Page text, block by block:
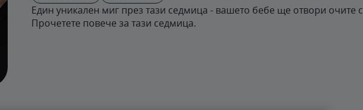
Един уникален миг през тази седмица - вашето бебе ще отвори очите
Прочетете повече за тази седмица.